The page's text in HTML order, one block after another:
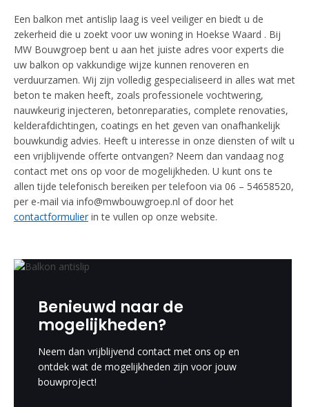
Een balkon met antislip laag is veel veiliger en biedt u de
zekerheid die u zoekt voor uw woning in Hoekse Waard . Bij
MW Bouwgroep bent u aan het juiste adres voor experts die
uw balkon op vakkundige wijze kunnen renoveren en
verduurzamen. Wij zijn volledig gespecialiseerd in alles wat met
beton te maken heeft, zoals professionele vochtwering,
nauwkeurig injecteren, betonreparaties, complete renovaties,
kelderafdichtingen, coatings en het geven van onafhankelijk
bouwkundig advies. Heeft u interesse in onze diensten of wilt u
een vrijblijvende offerte ontvangen? Neem dan vandaag nog
contact met ons op voor de mogelijkheden. U kunt ons te
allen tijde telefonisch bereiken per telefoon via 06 – 54658520,
per e-mail via info@mwbouwgroep.nl of door het
contactformulierin te vullen op onze website.
Benieuwd naar de
mogelijkheden?
Neem dan vrijblijvend contact met ons op en
ontdek wat de mogelijkheden zijn voor jouw
bouwproject!